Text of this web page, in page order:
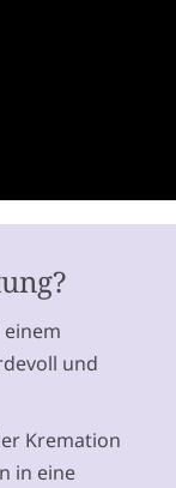
und
Kremation
in eine